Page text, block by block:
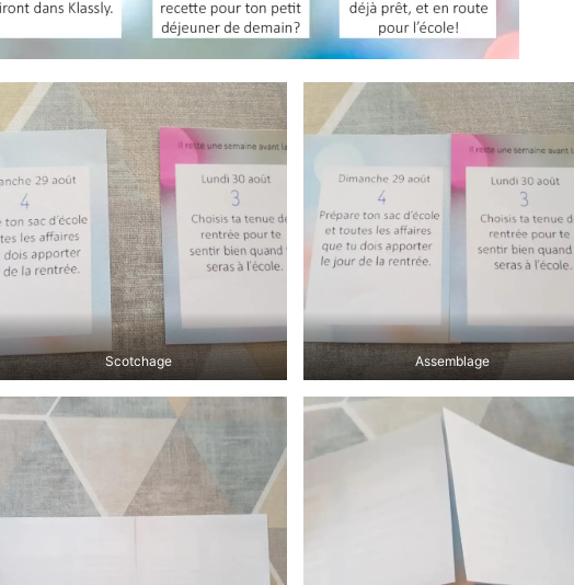
Scotchage Assemblage